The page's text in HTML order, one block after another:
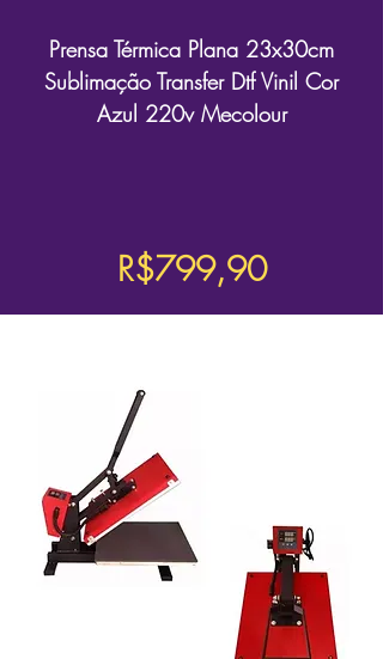
Prensa Térmica Plana 23x30cm
Sublimação Transfer Dtf Vinil Cor
Azul 220v Mecolour
R$799,90